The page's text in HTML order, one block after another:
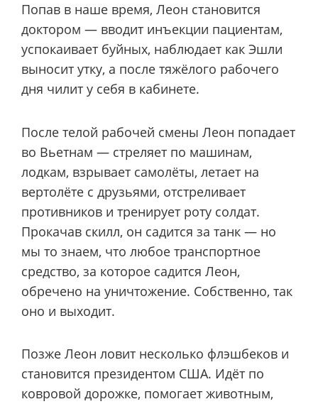
Попав в наше время, Леон становится
доктором — вводит инъекции пациентам,
успокаивает буйных, наблюдает как Эшли
выносит утку, а после тяжёлого рабочего
дня чилит у себя в кабинете.
После телой рабочей смены Леон попадает
во Вьетнам — стреляет по машинам,
лодкам, взрывает самолёты, летает на
вертолёте с друзьями, отстреливает
противников и тренирует роту солдат.
Прокачав скилл, он садится за танк — но
мы то знаем, что любое транспортное
средство, за которое садится Леон,
обречено на уничтожение. Собственно, так
оно и выходит.
Позже Леон ловит несколько флэшбеков и
становится президентом США. Идёт по
ковровой дорожке, помогает животным,